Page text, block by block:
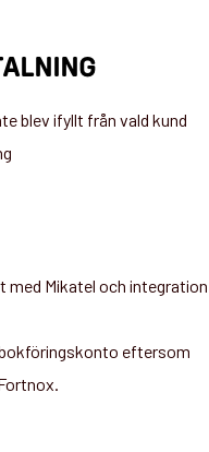
blev ifyllt från vald kund
Mikatel och integration
eftersom